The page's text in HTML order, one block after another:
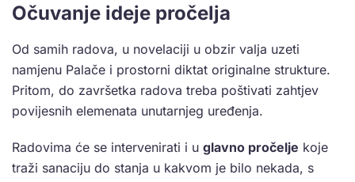
Očuvanje ideje pročelja
Od samih radova, u novelaciji u obzir valja uzeti
namjenu Palače i prostorni diktat originalne strukture.
Pritom, do završetka radova treba poštivati zahtjev
povijesnih elemenata unutarnjeg uređenja.
Radovima će se intervenirati i u glavno pročelje koje
traži sanaciju do stanja u kakvom je bilo nekada, s